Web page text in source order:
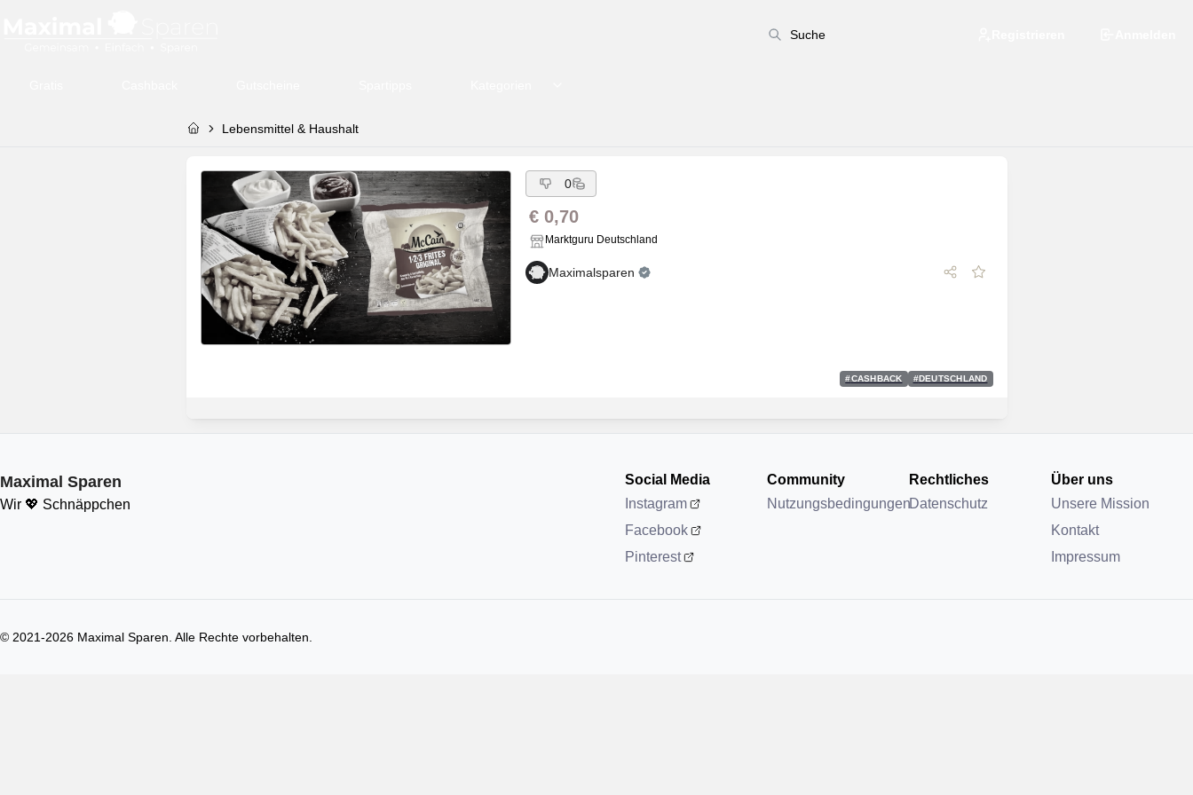
Lebensmittel & Haushalt
0
€ 0,70
Marktguru Deutschland
Maximalsparen
#CASHBACK #DEUTSCHLAND
Maximal Sparen
Wir 💖 Schnäppchen
Social Media
Instagram
Facebook
Pinterest
Community
Nutzungsbedingungen
Rechtliches
Datenschutz
Über uns
Unsere Mission
Kontakt
Impressum
© 2021-2026 Maximal Sparen. Alle Rechte vorbehalten.